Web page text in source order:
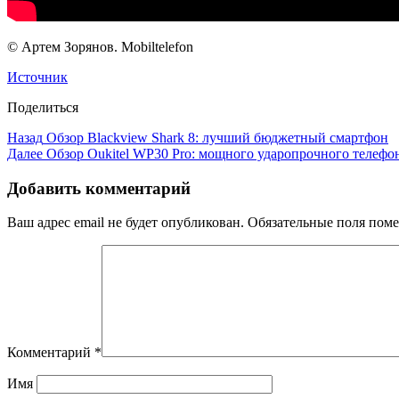
© Артем Зорянов. Mobiltelefon
Источник
Поделиться
Назад Обзор Blackview Shark 8: лучший бюджетный смартфон
Далее Обзор Oukitel WP30 Pro: мощного ударопрочного
Добавить комментарий
Ваш адрес email не будет опубликован. Обязательные поля
Комментарий *
Имя